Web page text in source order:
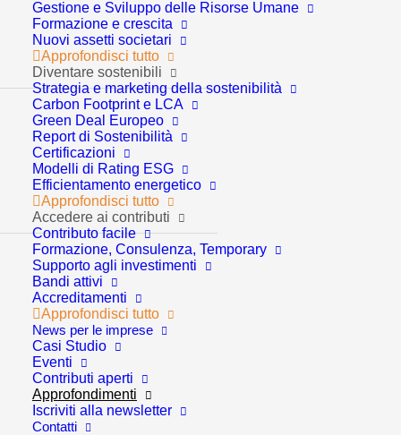
Gestione e Sviluppo delle Risorse Umane
Formazione e crescita
Nuovi assetti societari
Approfondisci tutto
Diventare sostenibili
Strategia e marketing della sostenibilità
Carbon Footprint e LCA
Green Deal Europeo
Report di Sostenibilità
Certificazioni
Modelli di Rating ESG
Efficientamento energetico
Approfondisci tutto
Accedere ai contributi
Contributo facile
Formazione, Consulenza, Temporary
Supporto agli investimenti
Bandi attivi
Accreditamenti
Approfondisci tutto
News per le imprese
Casi Studio
Eventi
Contributi aperti
Approfondimenti
Iscriviti alla newsletter
Contatti
settoriali: 15 azioni per
rilanciare la produttività.
4° Report GCP
III trimestre 2025
All’interno del ciclo “I Venerdì di GCP”, abbiamo dedicato
un nuovo appuntamento all’aggiornamento sui trend
macroeconomici e settoriali del terzo trimestre 2025,
focalizzandoci su un tema tanto cruciale quanto spesso
trascurato: la